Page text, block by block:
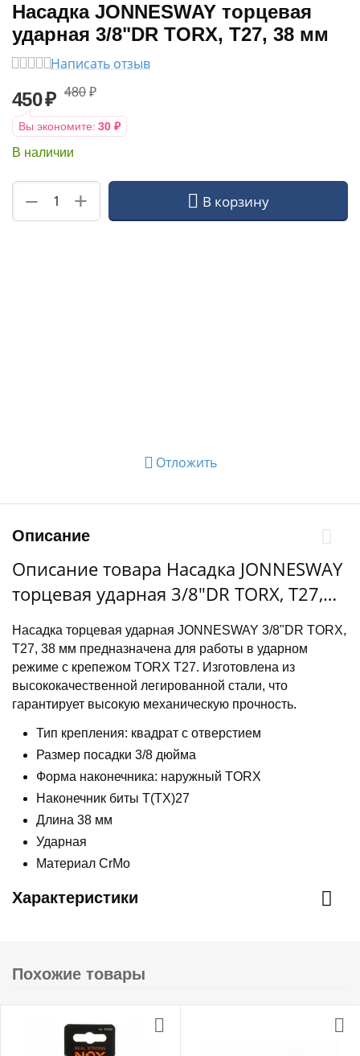
Насадка JONNESWAY торцевая
ударная 3/8"DR TORX, T27, 38 мм
Написать отзыв
450₽ 480 ₽
Вы экономите: 30 ₽
В наличии
+
− В корзину
Отложить
Описание
Описание товара Насадка JONNESWAY
торцевая ударная 3/8"DR TORX, T27,
38 мм
Насадка торцевая ударная JONNESWAY 3/8"DR TORX,
T27, 38 мм предназначена для работы в ударном
режиме с крепежом TORX T27. Изготовлена из
высококачественной легированной стали, что
гарантирует высокую механическую прочность.
Тип крепления: квадрат с отверстием
Размер посадки 3/8 дюйма
Форма наконечника: наружный TORX
Наконечник биты Т(ТХ)27
Длина 38 мм
Ударная
Материал CrMo
Характеристики
Похожие товары